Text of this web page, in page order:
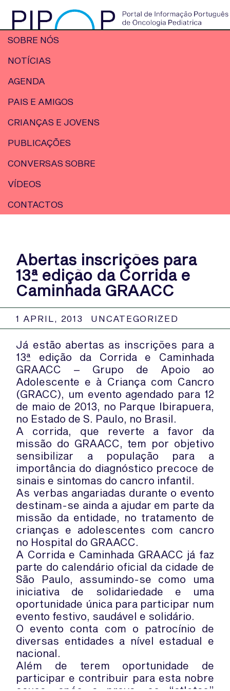
SOBRE NÓS
NOTÍCIAS
AGENDA
PAIS E AMIGOS
CRIANÇAS E JOVENS
PUBLICAÇÕES
CONVERSAS SOBRE
VÍDEOS
CONTACTOS
Abertas inscrições para
13ª edição da Corrida e
Caminhada GRAACC
1 APRIL, 2013 UNCATEGORIZED
Já estão abertas as inscrições para a
13ª edição da Corrida e Caminhada
GRAACC – Grupo de Apoio ao
Adolescente e à Criança com Cancro
(GRACC), um evento agendado para 12
de maio de 2013, no Parque Ibirapuera,
no Estado de S. Paulo, no Brasil.
A corrida, que reverte a favor da
missão do GRAACC, tem por objetivo
sensibilizar a população para a
importância do diagnóstico precoce de
sinais e sintomas do cancro infantil.
As verbas angariadas durante o evento
destinam-se ainda a ajudar em parte da
missão da entidade, no tratamento de
crianças e adolescentes com cancro
no Hospital do GRAACC.
A Corrida e Caminhada GRAACC já faz
parte do calendário oficial da cidade de
São Paulo, assumindo-se como uma
iniciativa de solidariedade e uma
oportunidade única para participar num
evento festivo, saudável e solidário.
O evento conta com o patrocínio de
diversas entidades a nível estadual e
nacional.
Além de terem oportunidade de
participar e contribuir para esta nobre